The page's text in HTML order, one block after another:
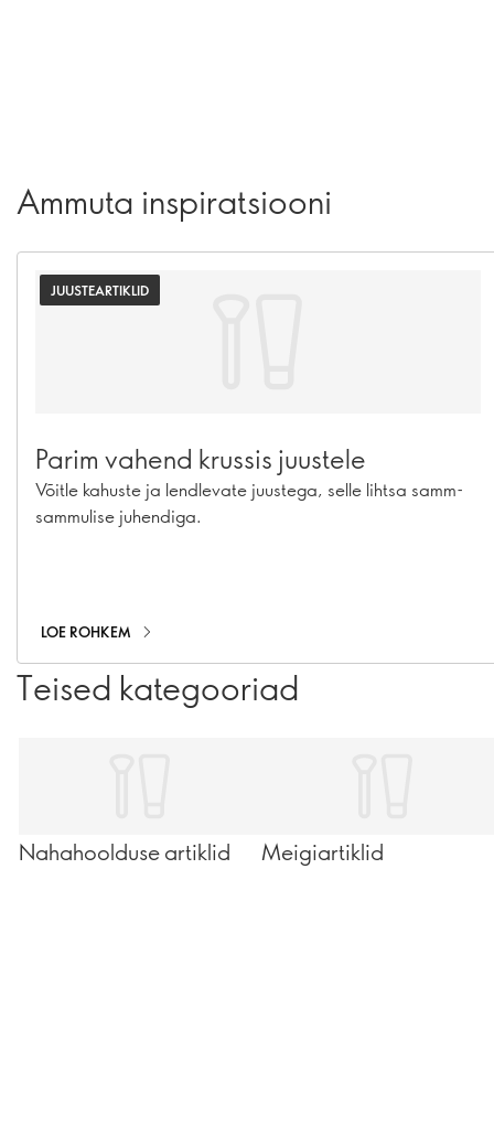
Ammuta inspiratsiooni
JUUSTEARTIKLID
Parim vahend krussis juustele
Võitle kahuste ja lendlevate juustega, selle lihtsa samm-
sammulise juhendiga.
LOE ROHKEM
Teised kategooriad
Nahahoolduse artiklid Meigiartiklid